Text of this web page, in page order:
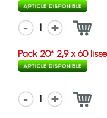
1
Pack 20° 2,9 x 60
1